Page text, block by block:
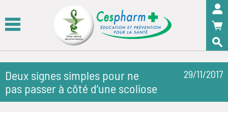
Deux signes simples pour ne
pas passer à côté d’une scoliose
29/11/2017